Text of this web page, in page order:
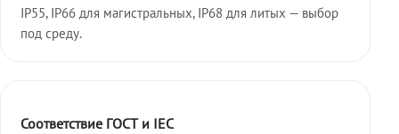
IP55, IP66 для магистральных, IP68 для литых — выбор
под среду.
Соответствие ГОСТ и IEC